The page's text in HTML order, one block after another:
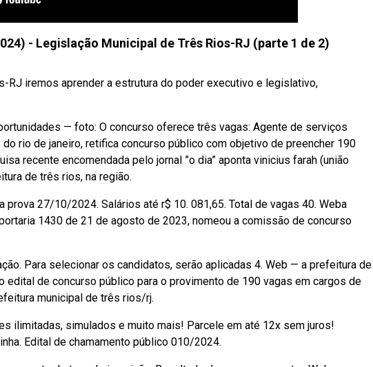
- Legislação Municipal de Três Rios-RJ (parte 1 de 2)
RJ iremos aprender a estrutura do poder executivo e legislativo,
— foto: O concurso oferece três vagas: Agente de serviços
rio de janeiro, retifica concurso público com objetivo de preencher 190
recente encomendada pelo jornal ”o dia” aponta vinicius farah (união
de três rios, na região.
27/10/2024. Salários até r$ 10. 081,65. Total de vagas 40. Weba
1430 de 21 de agosto de 2023, nomeou a comissão de concurso
Para selecionar os candidatos, serão aplicadas 4. Web — a prefeitura de
edital de concurso público para o provimento de 190 vagas em cargos de
municipal de três rios/rj.
ilimitadas, simulados e muito mais! Parcele em até 12x sem juros!
Edital de chamamento público 010/2024.